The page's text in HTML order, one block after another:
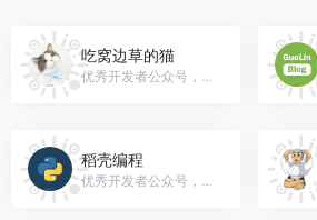
吃窝边草的猫
优秀开发者公众号，微信号：back_kitty
稻壳编程
优秀开发者公众号，微信号：gh_9c6043fdff4e